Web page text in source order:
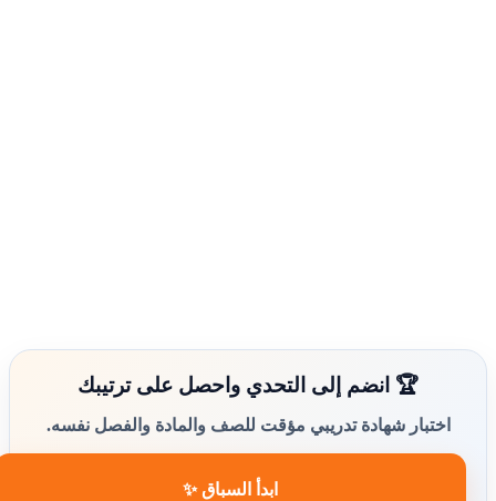
🏆 انضم إلى التحدي واحصل على ترتيبك
اختبار شهادة تدريبي مؤقت للصف والمادة والفصل نفسه.
ابدأ السباق ✨